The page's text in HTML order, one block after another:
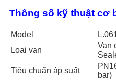
Thông số kỹ thuật cơ
Model
Loại van
Van
Tiêu chuẩn áp suất
bar)